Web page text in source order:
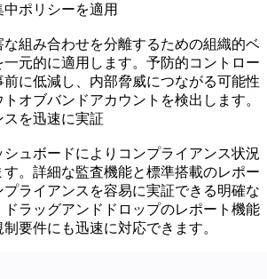
ポリシーを適用
な組み合わせを分離するための組織的ベ
一元的に適用します。予防的コントロー
前に低減し、内部脅威につながる可能性
オブバンドアカウントを検出します。
を迅速に実証
ュボードによりコンプライアンス状況
す。詳細な監査機能と標準搭載のレポー
プライアンスを容易に実証できる明確な
ラッグアンドドロップのレポート機能
要件にも迅速に対応できます。